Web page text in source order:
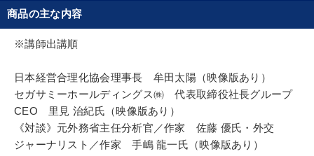
その経験と事業を継ぐ決意とともに帰国し、2000年
弊会に入協。以来、社長専門の勉強会「実学の門」
「無門塾」「後継社長塾」などの企画・運営に従
係を築く。現在、社長塾の「実学の門」「無門塾」
の講師をはじめ、講演や塾生の経営指導に携わる。
著書に最新刊『儲かる方向性の決め方』（弊会
刊）、『幾代もの繁栄を築く後継社長の実務と戦
略』（PHP研究所）、『「後継者」という生き方』
商品の主な内容
※講師出講順
日本経営合理化協会理事長 牟田太陽（映像版あり）
セガサミーホールディングス㈱ 代表取締役社長グループ
CEO 里見 治紀氏（映像版あり）
《対談》元外務省主任分析官／作家 佐藤 優氏・外交
ジャーナリスト／作家 手嶋 龍一氏（映像版あり）